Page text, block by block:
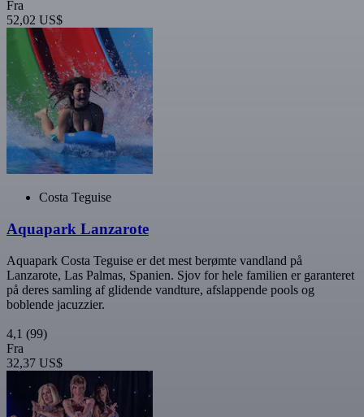
Fra
52,02 US$
Costa Teguise
Aquapark Lanzarote
Aquapark Costa Teguise er det mest berømte vandland på
Lanzarote, Las Palmas, Spanien. Sjov for hele familien er garanteret
på deres samling af glidende vandture, afslappende pools og
boblende jacuzzier.
4,1 (99)
Fra
32,37 US$